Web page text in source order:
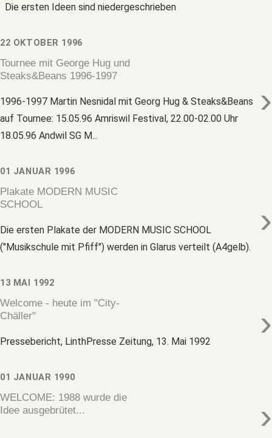
Die ersten Ideen sind niedergeschrieben
22 OKTOBER 1996
Tournee mit George Hug und
Steaks&Beans 1996-1997
›
1996-1997 Martin Nesnidal mit Georg Hug & Steaks&Beans
auf Tournee: 15.05.96 Amriswil Festival, 22.00-02.00 Uhr
18.05.96 Andwil SG M...
01 JANUAR 1996
Plakate MODERN MUSIC
SCHOOL
›
Die ersten Plakate der MODERN MUSIC SCHOOL
("Musikschule mit Pfiff") werden in Glarus verteilt (A4gelb).
13 MAI 1992
Welcome - heute im "City-
Chäller"
›
Pressebericht, LinthPresse Zeitung, 13. Mai 1992
01 JANUAR 1990
WELCOME: 1988 wurde die
Idee ausgebrütet...
›